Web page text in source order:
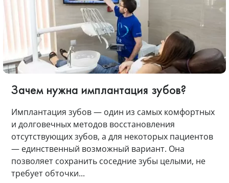
Зачем нужна имплантация зубов?
Имплантация зубов — один из самых комфортных
и долговечных методов восстановления
отсутствующих зубов, а для некоторых пациентов
— единственный возможный вариант. Она
позволяет сохранить соседние зубы целыми, не
требует обточки...